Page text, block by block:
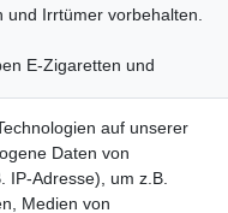
Irrtümer vorbehalten.
E-Zigaretten und
wegen hoher
sein sollten.
auf unserer
Daten von
IP-Adresse), um z.B.
Medien von